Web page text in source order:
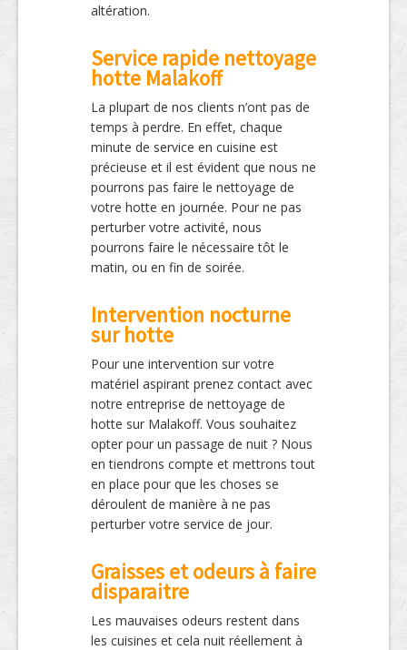
altération.
Service rapide nettoyage
hotte Malakoff
La plupart de nos clients n’ont pas de
temps à perdre. En effet, chaque
minute de service en cuisine est
précieuse et il est évident que nous ne
pourrons pas faire le nettoyage de
votre hotte en journée. Pour ne pas
perturber votre activité, nous
pourrons faire le nécessaire tôt le
matin, ou en fin de soirée.
Intervention nocturne
sur hotte
Pour une intervention sur votre
matériel aspirant prenez contact avec
notre entreprise de nettoyage de
hotte sur Malakoff. Vous souhaitez
opter pour un passage de nuit ? Nous
en tiendrons compte et mettrons tout
en place pour que les choses se
déroulent de manière à ne pas
perturber votre service de jour.
Graisses et odeurs à faire
disparaitre
Les mauvaises odeurs restent dans
les cuisines et cela nuit réellement à